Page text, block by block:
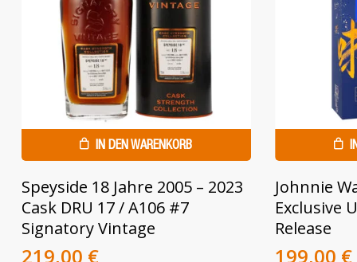
IN DEN WARENKORB
Speyside 18 Jahre 2005 – 2023
Cask DRU 17 / A106 #7
Signatory Vintage
Ursprünglicher
219,00 €Aktueller
Johnnie
Exclusive
Release
199,00 €